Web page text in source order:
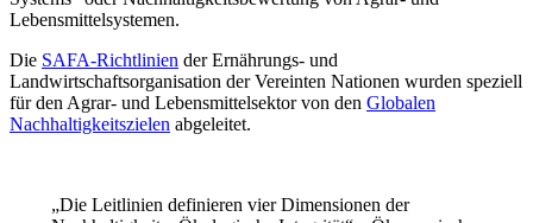
Lebensmittelsystemen.
Die SAFA-Richtlinien der Ernährungs- und
Landwirtschaftsorganisation der Vereinten Nationen wurden speziell
für den Agrar- und Lebensmittelsektor von den Globalen
Nachhaltigkeitszielen abgeleitet.
„Die Leitlinien definieren vier Dimensionen der